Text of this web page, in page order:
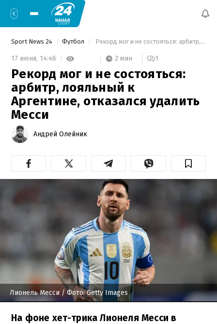
Sport News 24 Футбол Рекорд мог и не состояться: арбитр, лояльный к Аргентине, отказался удалить Месси
17 июня, 14:46 2 мин 1
Рекорд мог и не состояться:
арбитр, лояльный к
Аргентине, отказался удалить
Месси
Андрей Олейник
Лионель Месси / Фото: Getty Images
На фоне хет-трика Лионеля Месси в